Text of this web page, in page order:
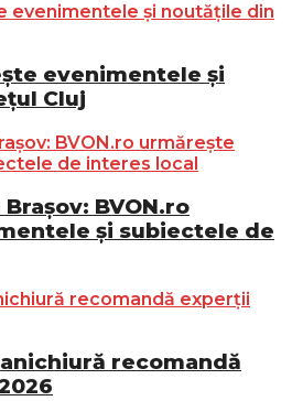
evenimentele și
Cluj
BVON.ro
și subiectele de
recomandă